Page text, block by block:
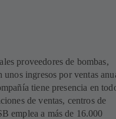
proveedores de bombas,
ingresos por ventas
tiene presencia en
de ventas, centros de
emplea a más de 16.000